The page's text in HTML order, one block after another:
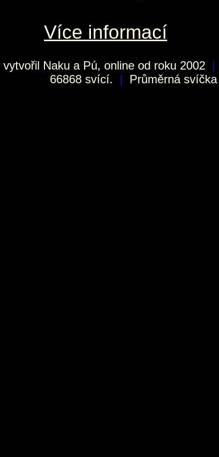
Více informací
vytvořil Naku a Pú, online od roku 2002 |
66868 svící.
| Průměrná